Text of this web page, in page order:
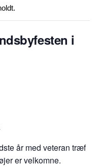
i
år med veteran træf
er velkomne.